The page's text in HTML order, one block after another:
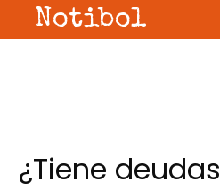
Notibol
¿Tiene